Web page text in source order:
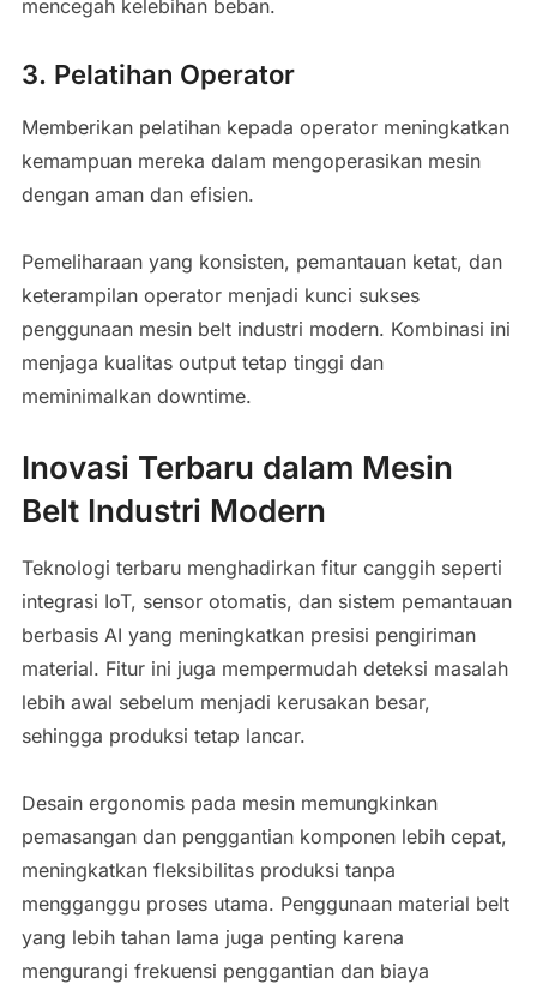
mencegah kelebihan beban.
3. Pelatihan Operator
Memberikan pelatihan kepada operator meningkatkan
kemampuan mereka dalam mengoperasikan mesin
dengan aman dan efisien.
Pemeliharaan yang konsisten, pemantauan ketat, dan
keterampilan operator menjadi kunci sukses
penggunaan mesin belt industri modern. Kombinasi ini
menjaga kualitas output tetap tinggi dan
meminimalkan downtime.
Inovasi Terbaru dalam Mesin
Belt Industri Modern
Teknologi terbaru menghadirkan fitur canggih seperti
integrasi IoT, sensor otomatis, dan sistem pemantauan
berbasis AI yang meningkatkan presisi pengiriman
material. Fitur ini juga mempermudah deteksi masalah
lebih awal sebelum menjadi kerusakan besar,
sehingga produksi tetap lancar.
Desain ergonomis pada mesin memungkinkan
pemasangan dan penggantian komponen lebih cepat,
meningkatkan fleksibilitas produksi tanpa
mengganggu proses utama. Penggunaan material belt
yang lebih tahan lama juga penting karena
mengurangi frekuensi penggantian dan biaya